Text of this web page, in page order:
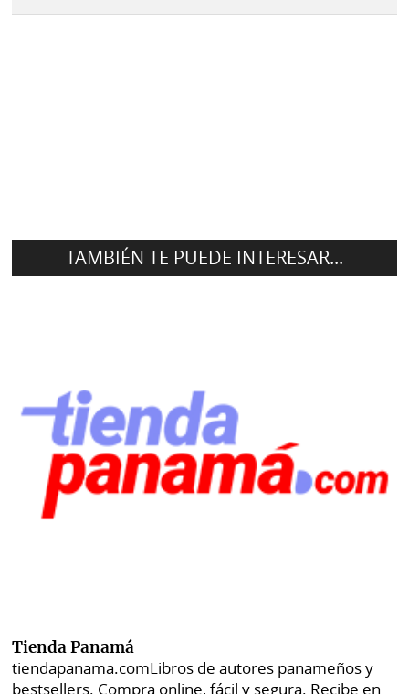
TAMBIÉN TE PUEDE INTERESAR...
Tienda Panamá
tiendapanama.comLibros de autores panameños y
bestsellers. Compra online, fácil y segura. Recibe en